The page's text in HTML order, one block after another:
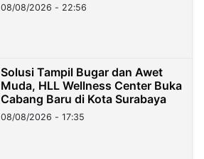
08/08/2026 - 22:56
Solusi Tampil Bugar dan Awet
Muda, HLL Wellness Center Buka
Cabang Baru di Kota Surabaya
08/08/2026 - 17:35